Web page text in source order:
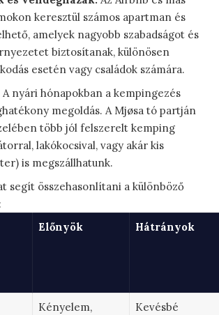
keresztül számos apartman és
amelyek nagyobb szabadságot és
biztosítanak, különösen
esetén vagy családok számára.
A nyári hónapokban a kempingezés
megoldás. A Mjøsa tó partján
több jól felszerelt kemping
lakókocsival, vagy akár kis
is megszállhatunk.
segít összehasonlítani a különböző
Előnyök Hátrányok
Kényelem,
Kevésbé